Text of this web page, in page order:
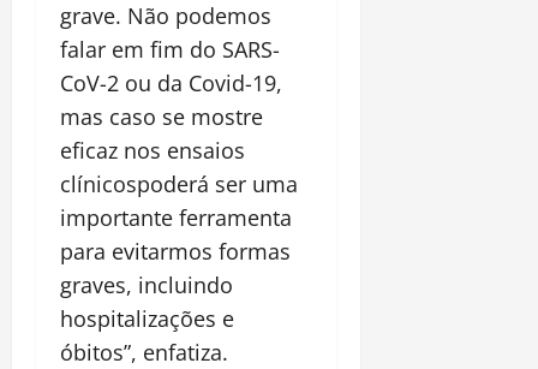
grave. Não podemos
falar em fim do SARS-
CoV-2 ou da Covid-19,
mas caso se mostre
eficaz nos ensaios
clínicospoderá ser uma
importante ferramenta
para evitarmos formas
graves, incluindo
hospitalizações e
óbitos”, enfatiza.